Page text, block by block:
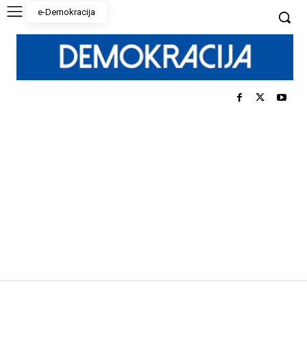
e-Demokracija